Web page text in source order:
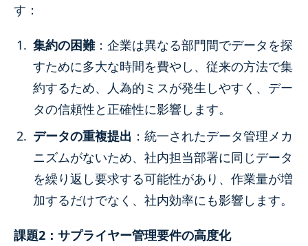
す：
集約の困難：企業は異なる部門間でデータを探
すために多大な時間を費やし、従来の方法で集
約するため、人為的ミスが発生しやすく、デー
タの信頼性と正確性に影響します。
データの重複提出 ：統一されたデータ管理メカ
ニズムがないため、社内担当部署に同じデータ
を繰り返し要求する可能性があり、作業量が増
加するだけでなく、社内効率にも影響します。
課題2：サプライヤー管理要件の高度化